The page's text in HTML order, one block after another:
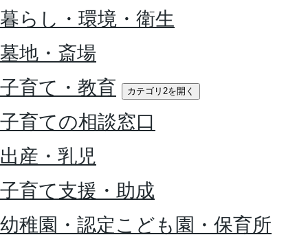
暮らし・環境・衛生
墓地・斎場
子育て・教育
カテゴリ2を開く
子育ての相談窓口
出産・乳児
子育て支援・助成
幼稚園・認定こども園・保育所